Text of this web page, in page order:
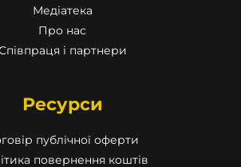
Медіатека
Про нас
і партнери
Ресурси
публічної оферти
повернення коштів